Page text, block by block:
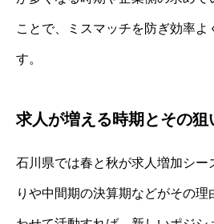
ことで、ミスマッチを防ぎ効率よ
す。
求人が増える時期とその狙
石川県では春と秋が求人増加シー
りや中間期の決算期などがその理